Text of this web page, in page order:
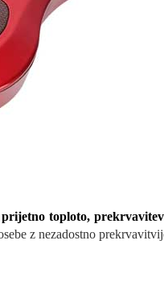
toploto,
z nezadostno